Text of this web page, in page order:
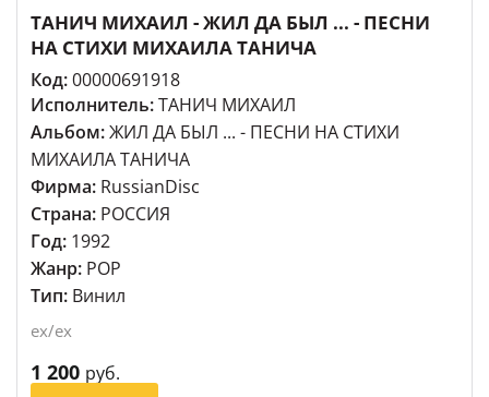
ТАНИЧ МИХАИЛ - ЖИЛ ДА БЫЛ ... - ПЕСНИ
НА СТИХИ МИХАИЛА ТАНИЧА
Код:00000691918
Исполнитель:ТАНИЧ МИХАИЛ
Альбом:ЖИЛ ДА БЫЛ ... - ПЕСНИ НА СТИХИ
МИХАИЛА ТАНИЧА
Фирма: RussianDisc
Страна: РОССИЯ
Год: 1992
Жанр: POP
Тип: Винил
ex/ex
1 200 руб.